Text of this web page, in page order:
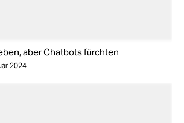
aber Chatbots fürchten
2024